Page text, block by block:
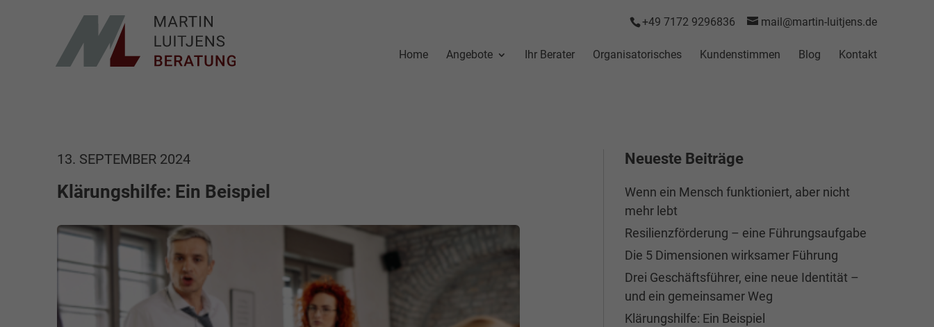
+49 7172 9296836 mail@martin-luitjens.de
Home Angebote Ihr Berater Organisatorisches Kundenstimmen Blog Kontakt
13. SEPTEMBER 2024
Klärungshilfe: Ein Beispiel
Neueste Beiträge
Wenn ein Mensch funktioniert, aber nicht
mehr lebt
Resilienzförderung – eine Führungsaufgabe
Die 5 Dimensionen wirksamer Führung
Drei Geschäftsführer, eine neue Identität –
und ein gemeinsamer Weg
Klärungshilfe: Ein Beispiel